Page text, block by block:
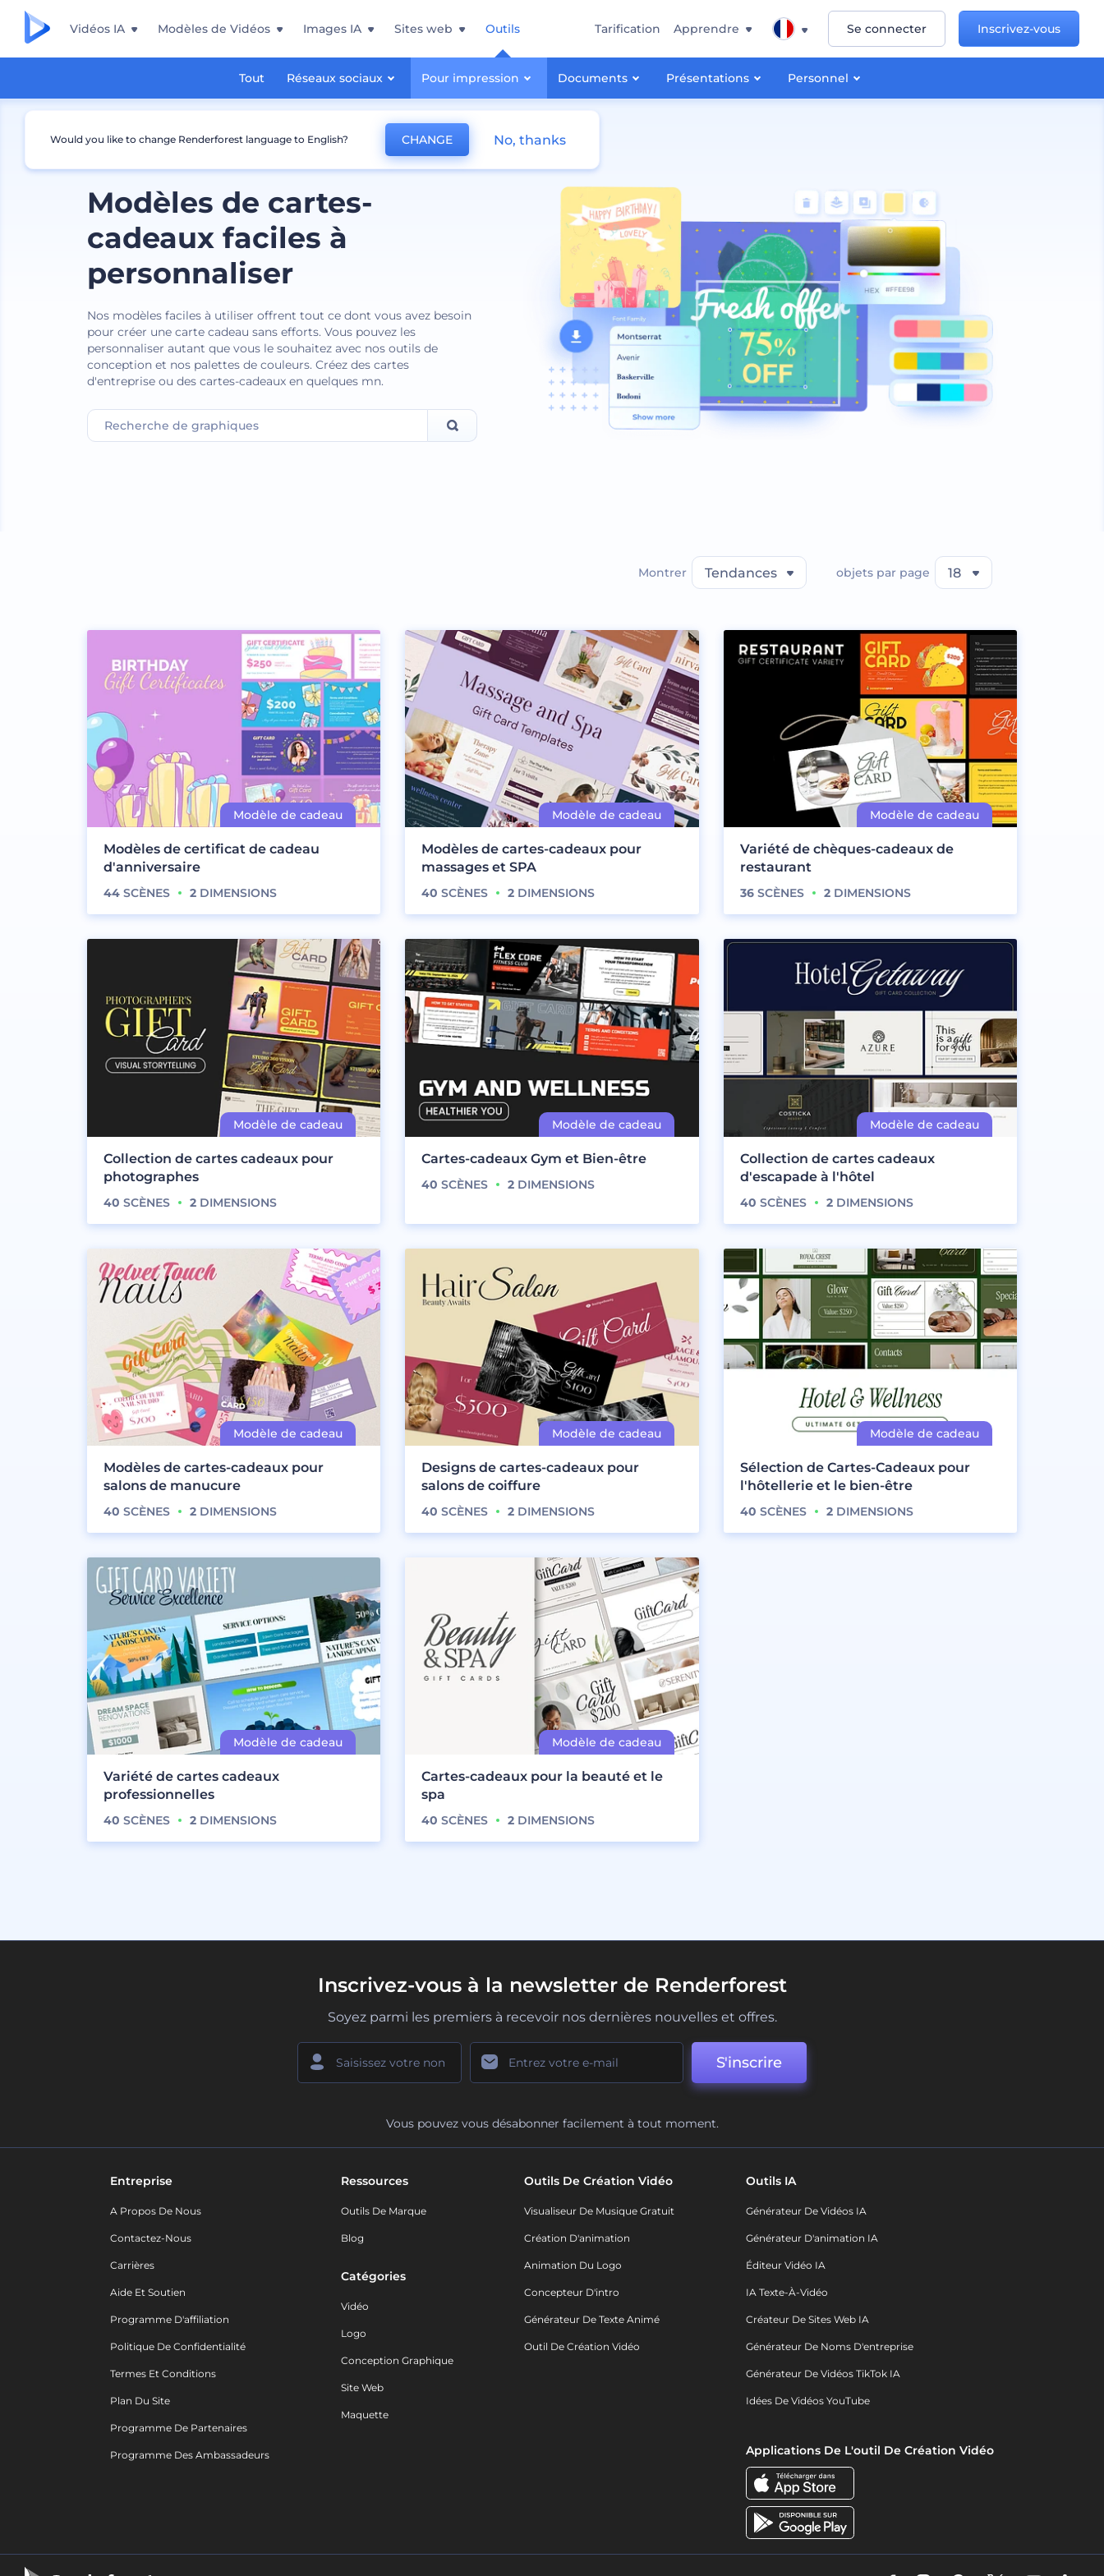
Vidéos IA Modèles de Vidéos Images IA Sites web Outils
Tout Réseaux sociaux Pour impression Documents Présentations Personnel
Tarification Apprendre Se connecter Inscrivez-vous
Modèles de cartes-
cadeaux faciles à
personnaliser
Nos modèles faciles à utiliser offrent tout ce dont vous avez besoin
pour créer une carte cadeau sans efforts. Vous pouvez les
personnaliser autant que vous le souhaitez avec nos outils de
conception et nos palettes de couleurs. Créez des cartes
d'entreprise ou des cartes-cadeaux en quelques mn.
Montrer Tendances objets par page 18
Modèles de certificat de cadeau
d'anniversaire
44 SCÈNES 2 DIMENSIONS
Modèles de cartes-cadeaux pour
massages et SPA
40 SCÈNES 2 DIMENSIONS
Variété de chèques-cadeaux de
restaurant
36SCÈNES 2DIMENSIONS
Collection de cartes cadeaux pour
photographes
40 SCÈNES 2 DIMENSIONS
Cartes-cadeaux Gym et Bien-être
40 SCÈNES 2 DIMENSIONS
Collection de cartes cadeaux
d'escapade à l'hôtel
40 SCÈNES 2DIMENSIONS
Modèles de cartes-cadeaux pour
salons de manucure
40 SCÈNES 2 DIMENSIONS
Designs de cartes-cadeaux pour
salons de coiffure
40 SCÈNES 2 DIMENSIONS
Sélection de Cartes-Cadeaux pour
l'hôtellerie et le bien-être
40 SCÈNES 2DIMENSIONS
Variété de cartes cadeaux
professionnelles
40 SCÈNES 2 DIMENSIONS
Cartes-cadeaux pour la beauté et le
spa
40 SCÈNES 2 DIMENSIONS
Inscrivez-vous à la newsletter de Renderforest
Soyez parmi les premiers à recevoir nos dernières nouvelles et offres.
S'inscrire
Vous pouvez vous désabonner facilement à tout moment.
Entreprise
A Propos De Nous
Contactez-Nous
Carrières
Aide Et Soutien
Programme D'affiliation
Politique De Confidentialité
Termes Et Conditions
Plan Du Site
Programme De Partenaires
Programme Des Ambassadeurs
Ressources
Outils De Marque
Blog
Catégories
Vidéo
Logo
Conception Graphique
Site Web
Maquette
Outils De Création Vidéo
Visualiseur De Musique Gratuit
Création D'animation
Animation Du Logo
Concepteur D'intro
Générateur De Texte Animé
Outil De Création Vidéo
Outils IA
Générateur De Vidéos IA
Générateur D'animation IA
Éditeur Vidéo IA
IA Texte-À-Vidéo
Créateur De Sites Web IA
Générateur De Noms D'entreprise
Générateur De Vidéos TikTok IA
Idées De Vidéos YouTube
Applications De L'outil De Création Vidéo
Would you like to change Renderforest language to English? CHANGE No, thanks